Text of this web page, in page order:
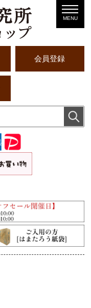
MENU
会員登録